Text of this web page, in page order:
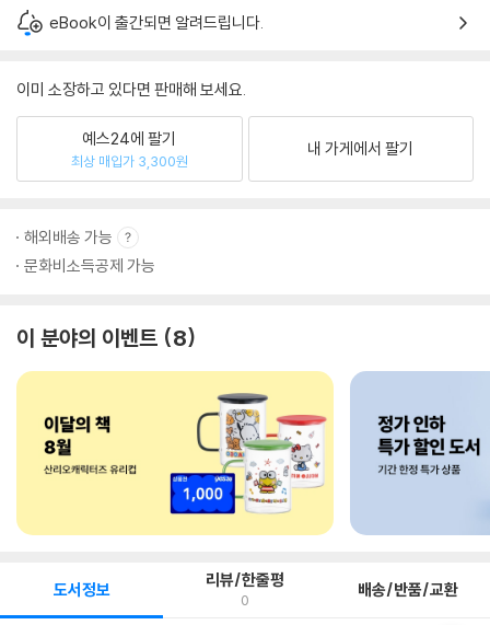
eBook이 출간되면 알려드립니다.
이미 소장하고 있다면 판매해 보세요.
예스24에 팔기
최상 매입가 3,300원
내 가게에서 팔기
해외배송 가능
문화비소득공제 가능
이 분야의 이벤트 8
도서정보 리뷰/한줄평
0 배송/반품/교환